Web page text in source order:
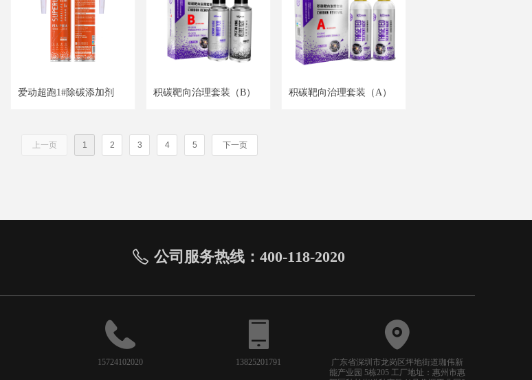
爱动超跑1#除碳添加剂 积碳靶向治理套装（B） 积碳靶向治理套装（A）
上一页 1 2 3 4 5 下一页
ꂅ 公司服务热线：400-118-2020
15724102020 13825201791
广东省深圳市龙岗区坪地街道珈伟新
能产业园 5栋205 工厂地址：惠州市惠